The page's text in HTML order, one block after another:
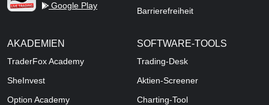
Google Play
Barrierefreiheit
AKADEMIEN
TraderFox Academy
SheInvest
Option Academy
SOFTWARE-TOOLS
Trading-Desk
Aktien-Screener
Charting-Tool